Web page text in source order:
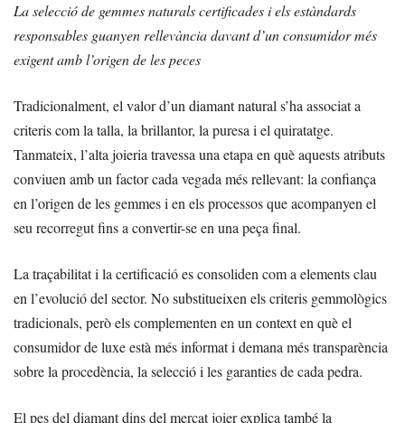
La selecció de gemmes naturals certificades i els estàndards
responsables guanyen rellevància davant d’un consumidor més
exigent amb l’origen de les peces
Tradicionalment, el valor d’un diamant natural s’ha associat a
criteris com la talla, la brillantor, la puresa i el quiratatge.
Tanmateix, l’alta joieria travessa una etapa en què aquests atributs
conviuen amb un factor cada vegada més rellevant: la confiança
en l’origen de les gemmes i en els processos que acompanyen el
seu recorregut fins a convertir-se en una peça final.
La traçabilitat i la certificació es consoliden com a elements clau
en l’evolució del sector. No substitueixen els criteris gemmològics
tradicionals, però els complementen en un context en què el
consumidor de luxe està més informat i demana més transparència
sobre la procedència, la selecció i les garanties de cada pedra.
El pes del diamant dins del mercat joier explica també la